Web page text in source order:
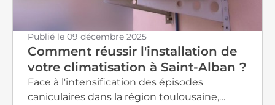
devis en ligne dès maintenant et bénéficiez de
l'expertise de techniciens expérimentés, reconnus
pour leur professionnalisme et leur réactivité dans
toute l'agglomération toulousaine.
Publié le 09 décembre 2025
Comment réussir l'installation de
votre climatisation à Saint-Alban ?
Face à l'intensification des épisodes
caniculaires dans la région toulousaine,